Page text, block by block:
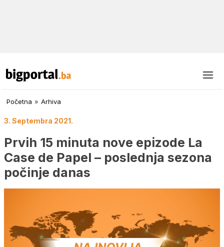
Početna » Arhiva
3. Septembra 2021.
Prvih 15 minuta nove epizode La
Case de Papel – poslednja sezona
počinje danas